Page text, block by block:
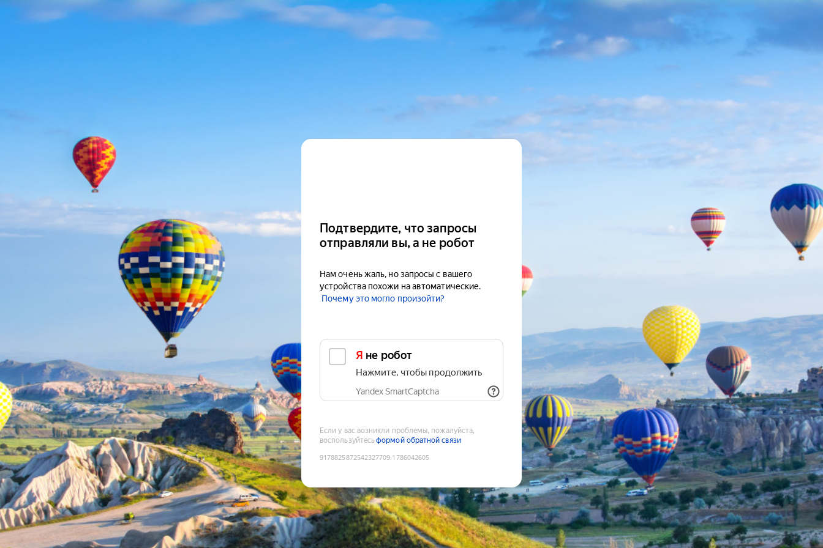
Подтвердите, что запросы
отправляли вы, а не робот
Нам очень жаль, но запросы с вашего
устройства похожи на автоматические.
Почему это могло произойти?
Я не робот
Нажмите, чтобы продолжить
Yandex SmartCaptcha
Если у вас возникли проблемы, пожалуйста,
воспользуйтесьформой обратной связи
9178825872542327709:1786042605